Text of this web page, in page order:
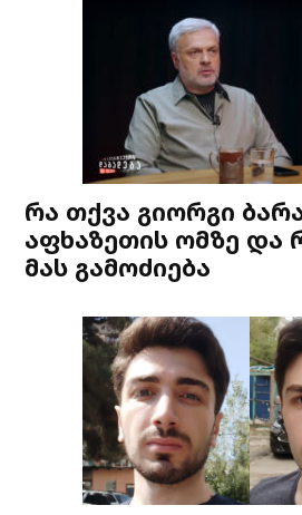
რა თქვა გიორგი
აფხაზეთის ომზე და
მას გამოძიება